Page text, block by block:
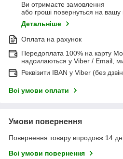
Ви отримаєте замовлення
або гроші повернуться на вашу
Детальніше
Оплата на рахунок
Передоплата 100% на карту
надсилаються у Viber / Email,
Реквізити IBAN у Viber (без
Всі умови оплати
Умови повернення
Повернення товару впродовж 14
Всі умови повернення